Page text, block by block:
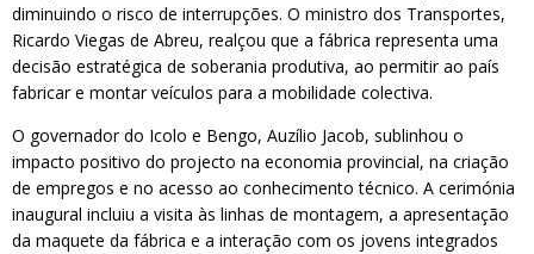
diminuindo o risco de interrupções. O ministro dos Transportes,
Ricardo Viegas de Abreu, realçou que a fábrica representa uma
decisão estratégica de soberania produtiva, ao permitir ao país
fabricar e montar veículos para a mobilidade colectiva.
O governador do Icolo e Bengo, Auzílio Jacob, sublinhou o
impacto positivo do projecto na economia provincial, na criação
de empregos e no acesso ao conhecimento técnico. A cerimónia
inaugural incluiu a visita às linhas de montagem, a apresentação
da maquete da fábrica e a interação com os jovens integrados